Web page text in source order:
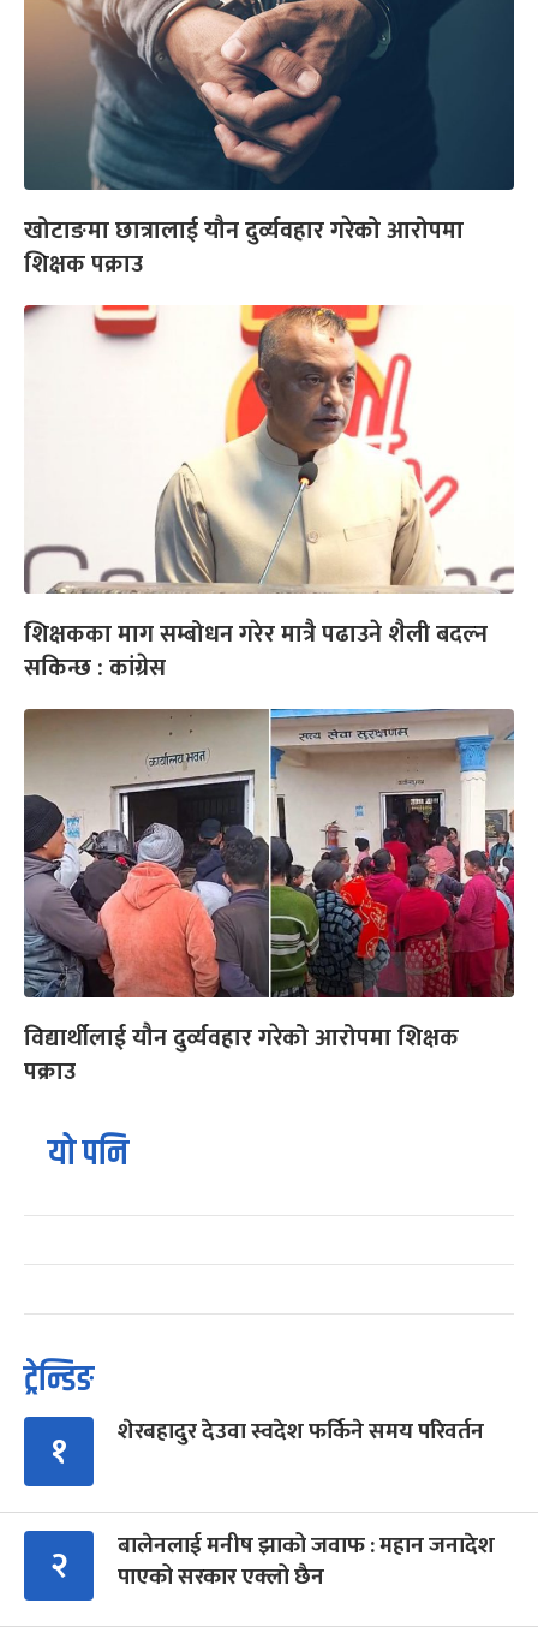
खोटाङमा छात्रालाई यौन दुर्व्यवहार गरेको आरोपमा
शिक्षक पक्राउ
शिक्षकका माग सम्बोधन गरेर मात्रै पढाउने शैली बदल्न
सकिन्छ : कांग्रेस
विद्यार्थीलाई यौन दुर्व्यवहार गरेको आरोपमा शिक्षक
पक्राउ
यो पनि
ट्रेन्डिङ
१ शेरबहादुर देउवा स्वदेश फर्किने समय परिवर्तन
२
बालेनलाई मनीष झाको जवाफ : महान जनादेश
पाएको सरकार एक्लो छैन